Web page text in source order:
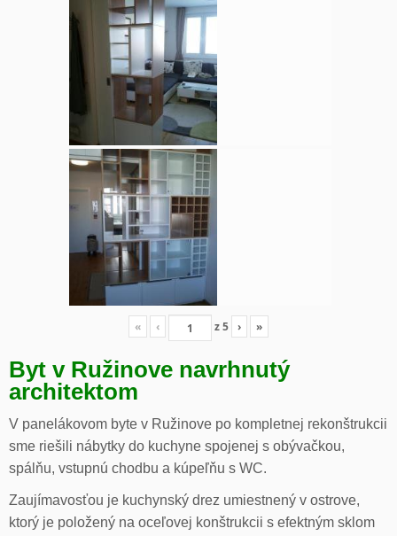
« ‹ z5 › »
Byt v Ružinove navrhnutý
architektom
V panelákovom byte v Ružinove po kompletnej rekonštrukcii
sme riešili nábytky do kuchyne spojenej s obývačkou,
spálňu, vstupnú chodbu a kúpeľňu s WC.
Zaujímavosťou je kuchynský drez umiestnený v ostrove,
ktorý je položený na oceľovej konštrukcii s efektným sklom